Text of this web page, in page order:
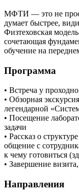
МФТИ — это не
думает быстрее,
Физтеховская
сочетающая
обучение на
Программа
• Встреча у
• Обзорная
легендарной
• Посещение
задачи
• Рассказ о
общение с
к чему готовиться
• Завершение
Направления